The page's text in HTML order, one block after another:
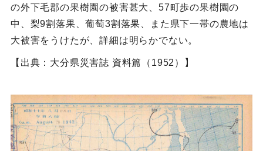
の外下毛郡の果樹園の被害甚大、57町歩の果樹園の
中、梨9割落果、葡萄3割落果、また県下一帯の農地は
大被害をうけたが、詳細は明らかでない。
【出典：大分県災害誌 資料篇（1952）】